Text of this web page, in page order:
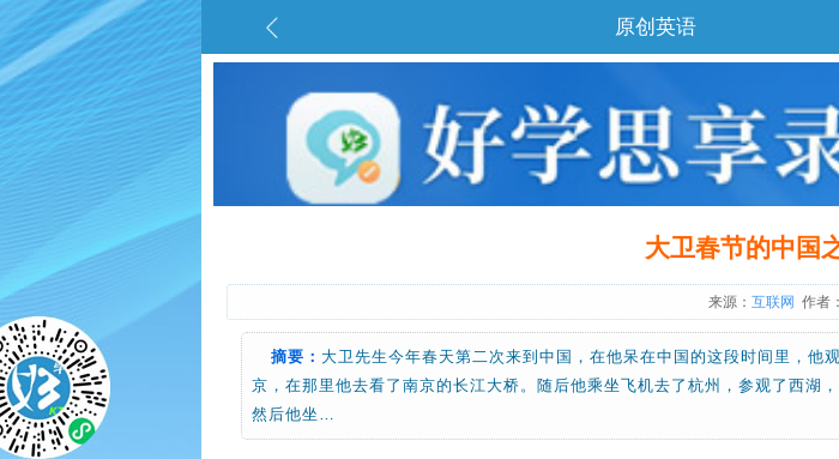
原创英语
大卫春节的中国
来源： 互联网 作者：
摘要： 大卫先生今年春天第二次来到中国，在他呆在中国的这段时间里，
京，在那里他去看了南京的长江大桥。随后他乘坐飞机去了杭州，参观了西湖
然后他坐…